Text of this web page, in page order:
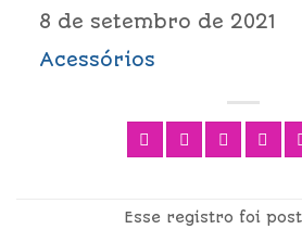
8 de setembro de 2021
Acessórios
Esse registro foi